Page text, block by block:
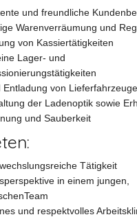
und freundliche
Warenverräumung und
von Kassiertätigkeiten
Lager- und
Entladung von
der Ladenoptik sowie
und Sauberkeit
Tätigkeit
in einem jungen,
und respektvolles